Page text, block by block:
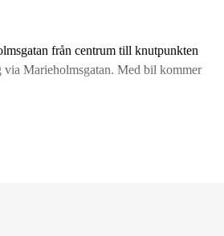
från centrum till knutpunkten
via Marieholmsgatan. Med bil kommer